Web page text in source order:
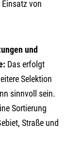
von
und
Das erfolgt
Selektion
sinnvoll sein.
Sortierung
Straße und